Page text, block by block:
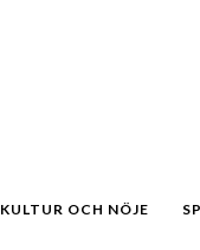
KULTUR OCH NÖJE